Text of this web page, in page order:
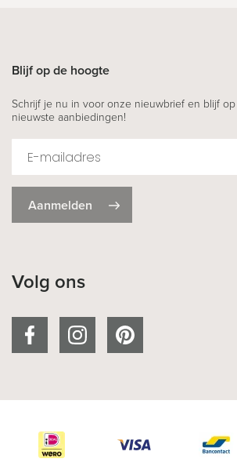
Blijf op de hoogte
Schrijf je nu in voor onze nieuwbrief en blijf
nieuwste aanbiedingen!
Aanmelden
Volg ons